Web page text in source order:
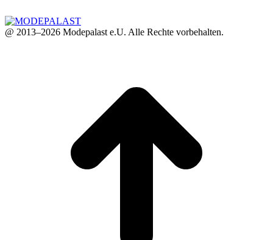
@ 2013–2026 Modepalast e.U. Alle Rechte vorbehalten.